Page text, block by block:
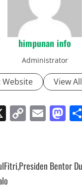
himpunan info
Administrator
Website View
X Copy
Bentor